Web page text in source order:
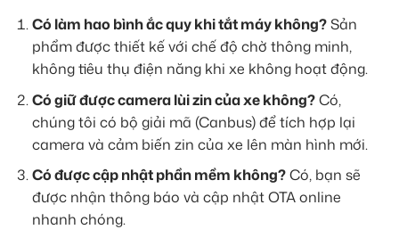
Có làm hao bình ắc quy khi tắt máy không?Sản
phẩm được thiết kế với chế độ chờ thông minh,
không tiêu thụ điện năng khi xe không hoạt động.
Có giữ được camera lùi zin của xe không?Có,
chúng tôi có bộ giải mã (Canbus) để tích hợp lại
camera và cảm biến zin của xe lên màn hình mới.
Có được cập nhật phần mềm không?Có, bạn sẽ
được nhận thông báo và cập nhật OTA online
nhanh chóng.